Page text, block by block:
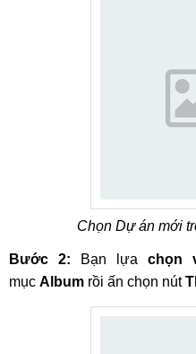
Chọn Dự án mới
Bước 2: Bạn lựa chọn
mục Album rồi ấn chọn nút